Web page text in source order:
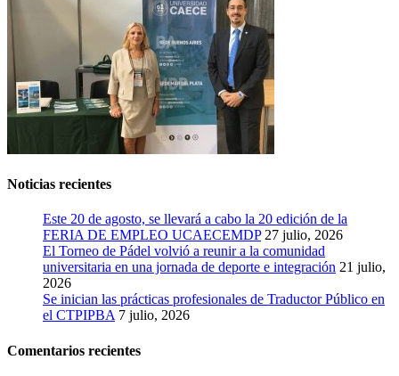
Noticias recientes
Este 20 de agosto, se llevará a cabo la 20 edición de la
FERIA DE EMPLEO UCAECEMDP 27 julio, 2026
El Torneo de Pádel volvió a reunir a la comunidad
universitaria en una jornada de deporte e integración 21 julio,
2026
Se inician las prácticas profesionales de Traductor Público en
el CTPIPBA 7 julio, 2026
Comentarios recientes